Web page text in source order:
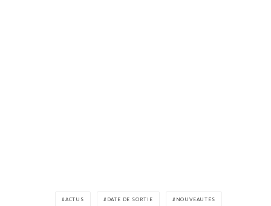
ACTUS DATE DE SORTIE NOUVEAUTÉS